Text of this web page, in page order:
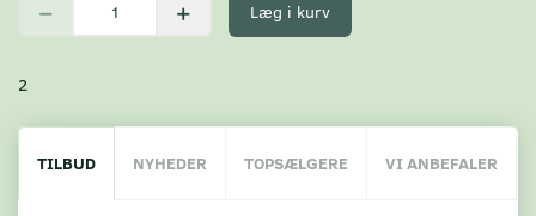
Læg i kurv
2
TILBUD NYHEDER TOPSÆLGERE VI ANBEFALER